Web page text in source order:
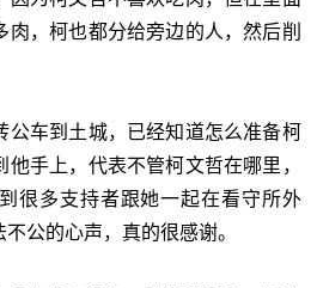
，柯也都分给旁边的人，然后削
公车到土城，已经知道怎么准备柯
手上，代表不管柯文哲在哪里，
很多支持者跟她一起在看守所外
公的心声，真的很感谢。